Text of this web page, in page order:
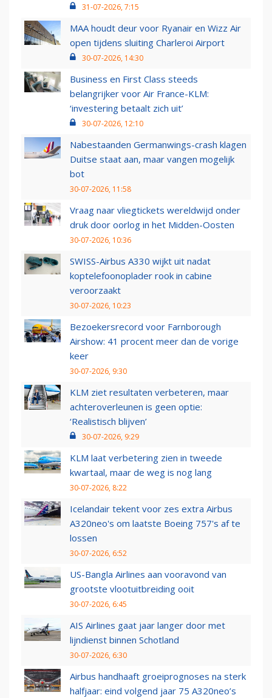
31-07-2026, 7:15
MAA houdt deur voor Ryanair en Wizz Air
open tijdens sluiting Charleroi Airport
30-07-2026, 14:30
Business en First Class steeds
belangrijker voor Air France-KLM:
‘investering betaalt zich uit’
30-07-2026, 12:10
Nabestaanden Germanwings-crash klagen
Duitse staat aan, maar vangen mogelijk
bot
30-07-2026, 11:58
Vraag naar vliegtickets wereldwijd onder
druk door oorlog in het Midden-Oosten
30-07-2026, 10:36
SWISS-Airbus A330 wijkt uit nadat
koptelefoonoplader rook in cabine
veroorzaakt
30-07-2026, 10:23
Bezoekersrecord voor Farnborough
Airshow: 41 procent meer dan de vorige
keer
30-07-2026, 9:30
KLM ziet resultaten verbeteren, maar
achteroverleunen is geen optie:
‘Realistisch blijven’
30-07-2026, 9:29
KLM laat verbetering zien in tweede
kwartaal, maar de weg is nog lang
30-07-2026, 8:22
Icelandair tekent voor zes extra Airbus
A320neo's om laatste Boeing 757's af te
lossen
30-07-2026, 6:52
US-Bangla Airlines aan vooravond van
grootste vlootuitbreiding ooit
30-07-2026, 6:45
AIS Airlines gaat jaar langer door met
lijndienst binnen Schotland
30-07-2026, 6:30
Airbus handhaaft groeiprognoses na sterk
halfjaar: eind volgend jaar 75 A320neo’s